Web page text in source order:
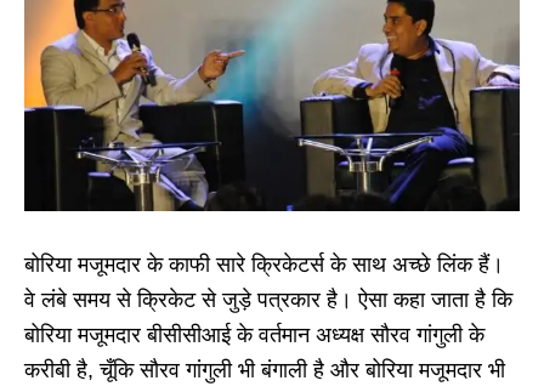
बोरिया मजूमदार के काफी सारे क्रिकेटर्स के साथ अच्छे लिंक हैं।
वे लंबे समय से क्रिकेट से जुड़े पत्रकार है। ऐसा कहा जाता है कि
बोरिया मजूमदार बीसीसीआई के वर्तमान अध्यक्ष सौरव गांगुली के
करीबी है, चूँकि सौरव गांगुली भी बंगाली है और बोरिया मजूमदार भी